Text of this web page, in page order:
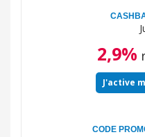
2,9%
J'active
CODE